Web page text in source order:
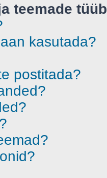
teemade
kasutada?
postitada?